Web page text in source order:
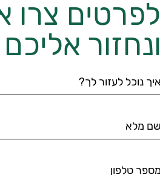
לפרטים צרו
ונחזור